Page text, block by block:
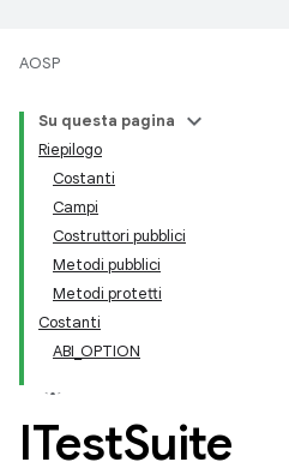
AOSP
Su questa pagina
Riepilogo
Costanti
Campi
Costruttori pubblici
Metodi pubblici
Metodi protetti
Costanti
ABI_OPTION
ITestSuite